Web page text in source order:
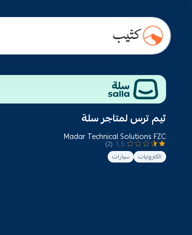
ثيم ترس لمتاجر سلة
Madar Technical Solutions FZC
1.5
(2)
الكترونيات سيارات